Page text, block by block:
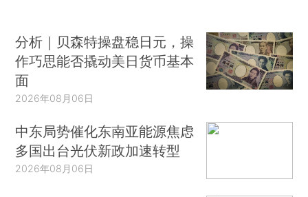
分析｜贝森特操盘稳日元，操
作巧思能否撬动美日货币基本
面
2026年08月06日
中东局势催化东南亚能源焦虑
多国出台光伏新政加速转型
2026年08月06日